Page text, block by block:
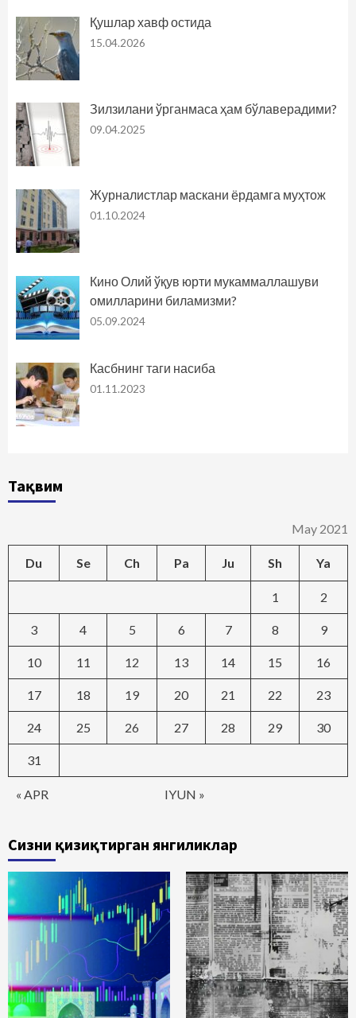
Қушлар хавф остида
15.04.2026
Зилзилани ўрганмаса ҳам бўлаверадими?
09.04.2025
Журналистлар маскани ёрдамга муҳтож
01.10.2024
Кино Олий ўқув юрти мукаммаллашуви
омилларини биламизми?
05.09.2024
Касбнинг таги насиба
01.11.2023
Тақвим
May 2021
Du Se Ch Pa Ju Sh Ya
« APR IYUN »
1 2
3 4 5 6 7 8 9
10 11 12 13 14 15 16
17 18 19 20 21 22 23
24 25 26 27 28 29 30
31
Сизни қизиқтирган янгиликлар